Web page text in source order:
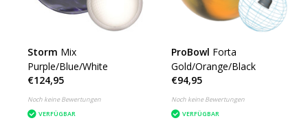
Storm Mix
Purple/Blue/White
€124,95
Noch keine Bewertungen
VERFÜGBAR
ProBowl Forta
Gold/Orange/Black
€94,95
Noch keine Bewertungen
VERFÜGBAR